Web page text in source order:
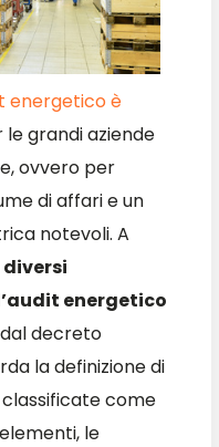
energetico è
le grandi aziende
ovvero per
di affari e un
notevoli. A
energetico
decreto
la definizione di
classificate come
le